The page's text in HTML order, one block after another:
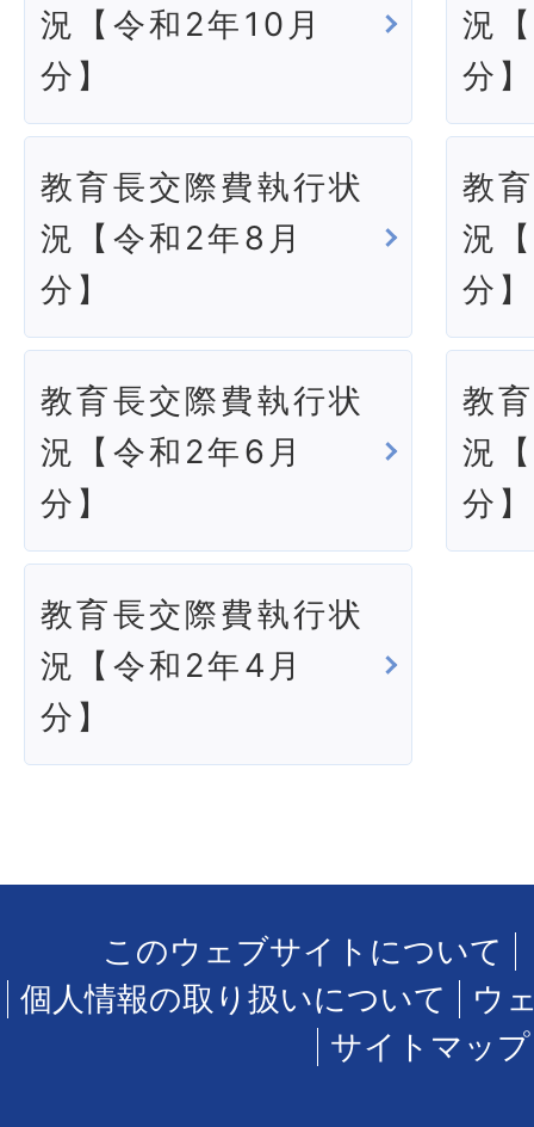
況【令和2年10月
分】
況
分】
教育長交際費執行状
況【令和2年8月
分】
教
況
分】
教育長交際費執行状
況【令和2年6月
分】
教
況
分】
教育長交際費執行状
況【令和2年4月
分】
このウェブサイトについて
個人情報の取り扱いについて
ウ
サイトマップ